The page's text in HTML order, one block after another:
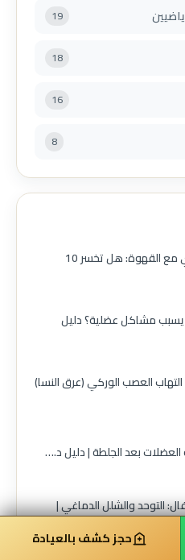
19
18
16
8
مكون طبيعي سحري مع القهوة: هل تخسر 10
مشاكل عضلية؟ دليل
العصب الوركي (عرق النسا)
بعد الجلطة | دليل د.…
التوحد والشلل الدماغي |
حجز كشف بالعيادة